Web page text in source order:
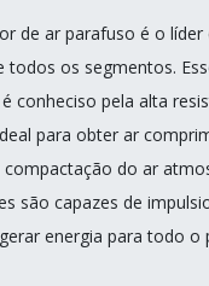
de ar parafuso é o líder
todos os segmentos.
conheciso pela alta
para obter ar
compactação do ar
são capazes de
energia para todo o